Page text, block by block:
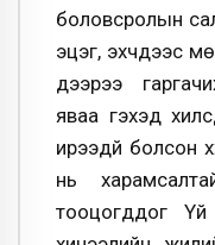
боловсролын
эцэг, эхчүүдээс
дээрээ
яваа гэхэд
ирээдүй болсон
нь
тооцогддог